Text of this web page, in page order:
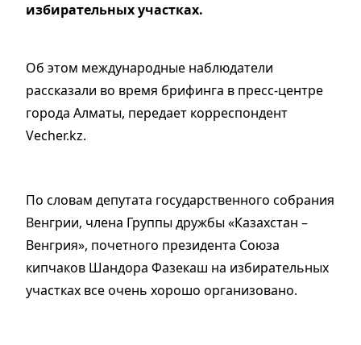
избирательных участках.
Об этом международные наблюдатели
рассказали во время брифинга в пресс-центре
города Алматы, передает корреспондент
Vecher.kz.
По словам депутата государственного собрания
Венгрии, члена Группы дружбы «Казахстан –
Венгрия», почетного президента Союза
кипчаков Шандора Фазекаш на избирательных
участках все очень хорошо организовано.